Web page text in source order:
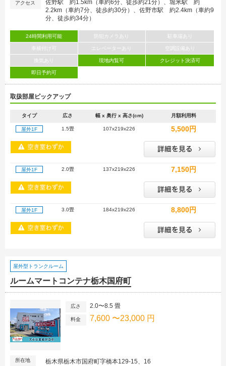
アクセス
佐野駅 約1.5km（車約6分、徒歩約21分）、堀米駅 約
2.2km（車約7分、徒歩約30分）、佐野市駅 約2.4km（車約9
分、徒歩約34分）
24時間利用可能 防犯カメラあり 駐車場あり
車横付け可 エレベーターあり 空調設備あり
換気あり 現地内覧可 クレジット決済可
即日予約可
取扱部屋ピックアップ
タイプ 広さ 幅 x 奥行 x 高さ(cm) 月額利用料
屋外1F 1.5畳 107x219x226 5,500円
屋外1F 2.0畳 137x219x226 7,150円
屋外1F 3.0畳 184x219x226 8,800円
屋外型トランクルーム
ルームマートコンテナ栃木国府町
広さ 2.0〜8.5 畳
料金 7,600 〜23,000 円
所在地 栃木県栃木市国府町字橋本129-15、16